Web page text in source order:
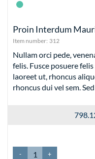
Proin Interdum
Item number: 312
Nullam orci pede,
felis. Fusce posuere
laoreet ut, rhoncus
rhoncus dui vel sem.
- +